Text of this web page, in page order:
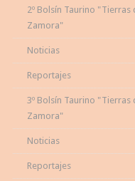
2º Bolsín Taurino "Tierras
Zamora"
Noticias
Reportajes
3º Bolsín Taurino "Tierras
Zamora"
Noticias
Reportajes